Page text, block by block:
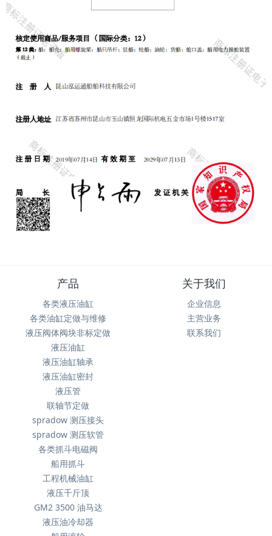
产品
各类液压油缸
各类油缸定做与维修
液压阀体阀块非标定做
液压油缸
液压油缸轴承
液压油缸密封
液压管
联轴节定做
spradow 测压接头
spradow 测压软管
各类抓斗电磁阀
船用抓斗
工程机械油缸
液压千斤顶
GM2 3500 油马达
液压油冷却器
关于我们
企业信息
主营业务
联系我们